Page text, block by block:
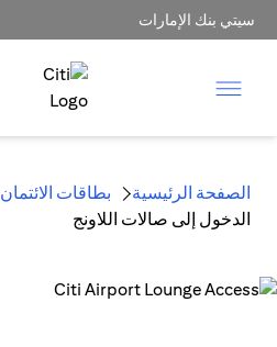
سيتي بنك الإمارات
الصفحة الرئيسية
بطاقات الائتمان
الدخول إلى صالات اللاونج